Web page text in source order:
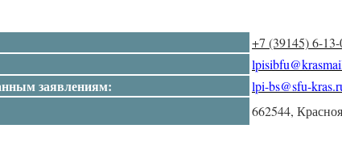
+7 (39145) 6-
заявлениям: lpi-bs@sfu-
662544,